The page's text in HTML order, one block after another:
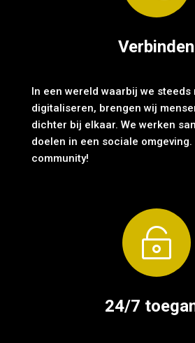
Verbinden
In een wereld waarbij we steeds
digitaliseren, brengen wij
dichter bij elkaar. We werken
doelen in een sociale omgeving.
community!

24/7